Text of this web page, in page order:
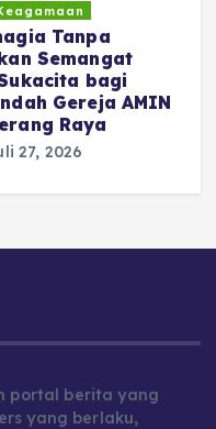
Tanpa
Semangat
bagi
Gereja AMIN
Raya
27, 2026
portal berita yang
yang berlaku,